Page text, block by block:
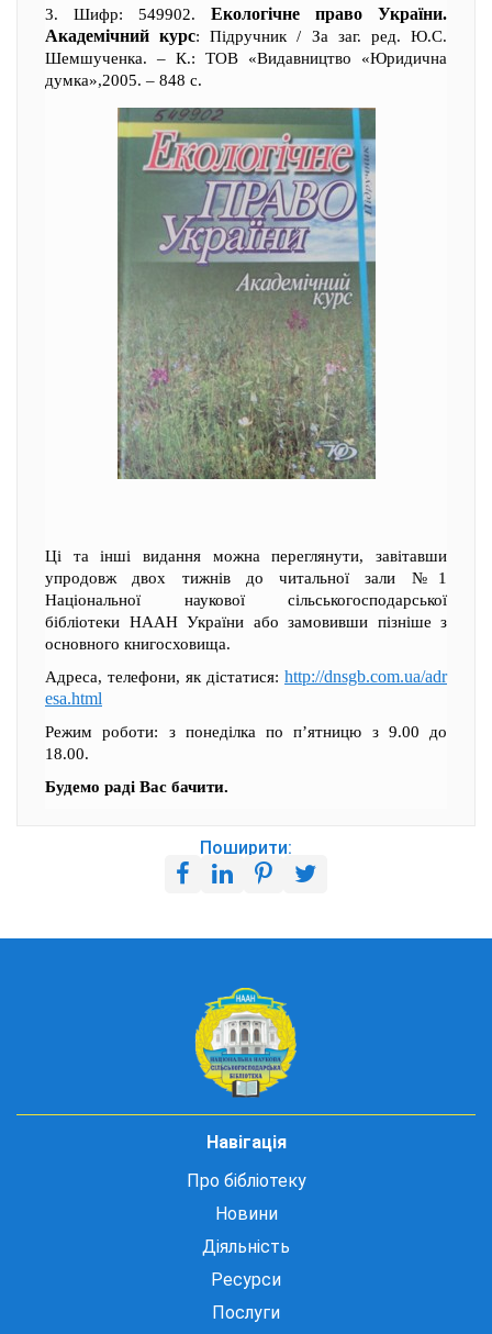
3. Шифр: 549902. Екологічне право України.
Академічний курс: Підручник / За заг. ред. Ю.С.
Шемшученка. – К.: ТОВ «Видавництво «Юридична
думка»,2005. – 848 с.
Ці та інші видання можна переглянути, завітавши
упродовж двох тижнів до читальної зали №1
Національної наукової сільськогосподарської
бібліотеки НААН України або замовивши пізніше з
основного книгосховища.
Адреса, телефони, як дістатися: http://dnsgb.com.ua/adr
esa.html
Режим роботи: з понеділка по п’ятницю з 9.00 до
18.00.
Будемо раді Вас бачити.
Поширити:
Навігація
Про бібліотеку
Новини
Діяльність
Ресурси
Послуги